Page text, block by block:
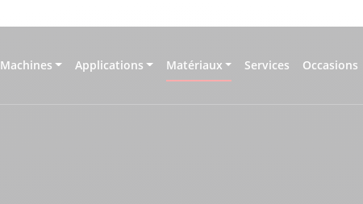
Machines Applications Matériaux Services Occasions